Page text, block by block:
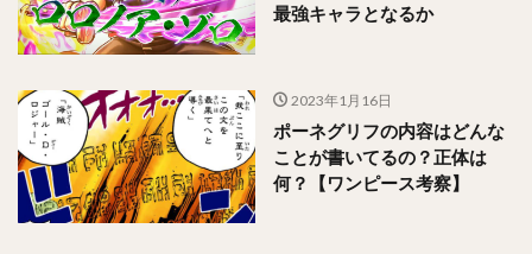
最強キャラとなるか
2023年1月16日
ポーネグリフの内容はどんな
ことが書いてるの？正体は
何？【ワンピース考察】